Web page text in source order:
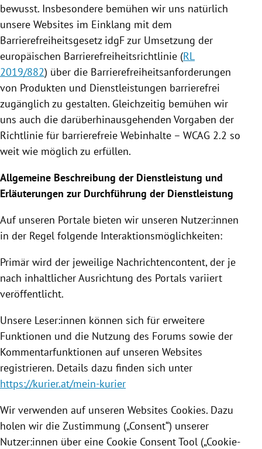
Untermenü
Untermenü
Untermenü
Untermenü
Untermenü
bewusst. Insbesondere bemühen wir uns natürlich
unsere Websites im Einklang mit dem
Barrierefreiheitsgesetz idgF zur Umsetzung der
europäischen Barrierefreiheitsrichtlinie (RL
2019/882) über die Barrierefreiheitsanforderungen
von Produkten und Dienstleistungen barrierefrei
zugänglich zu gestalten. Gleichzeitig bemühen wir
uns auch die darüberhinausgehenden Vorgaben der
Richtlinie für barrierefreie Webinhalte – WCAG 2.2 so
weit wie möglich zu erfüllen.
Allgemeine Beschreibung der Dienstleistung und
Erläuterungen zur Durchführung der Dienstleistung
Auf unseren Portale bieten wir unseren Nutzer:innen
in der Regel folgende Interaktionsmöglichkeiten:
Primär wird der jeweilige Nachrichtencontent, der je
nach inhaltlicher Ausrichtung des Portals variiert
veröffentlicht.
Unsere Leser:innen können sich für erweitere
Funktionen und die Nutzung des Forums sowie der
Kommentarfunktionen auf unseren Websites
registrieren. Details dazu finden sich unter
https://kurier.at/mein-kurier
Wir verwenden auf unseren Websites Cookies. Dazu
holen wir die Zustimmung („Consent“) unserer
Nutzer:innen über eine Cookie Consent Tool („Cookie-